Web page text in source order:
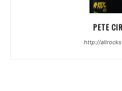
PETE
http://